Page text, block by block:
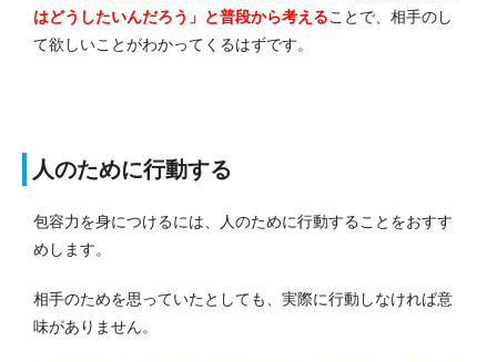
はどうしたいんだろう」と普段から考えることで、相手のし
て欲しいことがわかってくるはずです。
人のために行動する
包容力を身につけるには、人のために行動することをおすす
めします。
相手のためを思っていたとしても、実際に行動しなければ意
味がありません。